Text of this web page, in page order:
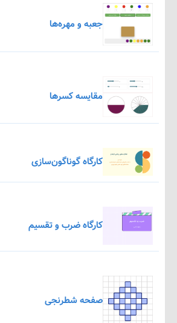
جعبه و مهره‌ها
مقایسه کسرها
کارگاه گوناگون‌سازی
کارگاه ضرب و تقسیم
صفحه شطرنجی